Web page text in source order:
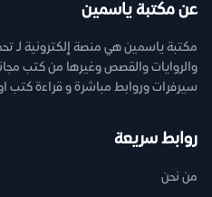
عن مكتبة ياسمين
مكتبة ياسمين هي منصة إلكترونية لـ
سيرفرات وروابط مباشرة و قراءة كتب
روابط سريعة
من نحن